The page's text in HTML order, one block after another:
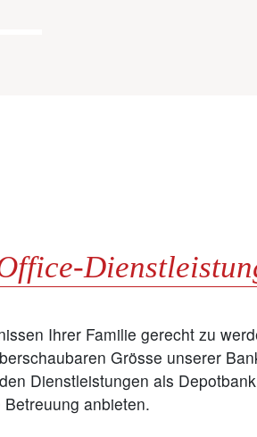
Ihrer Familie gerecht zu
Grösse unserer
Dienstleistungen als
anbieten.